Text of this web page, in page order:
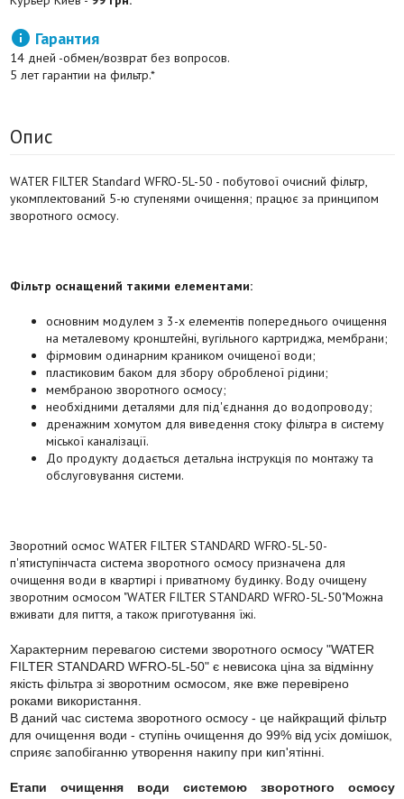
 Гарантия
14 дней -обмен/возврат без вопросов.
5 лет гарантии на фильтр.*
Опис
WATER FILTER Standard WFRO-5L-50 - побутової очисний фільтр,
укомплектований 5-ю ступенями очищення; працює за принципом
зворотного осмосу.
Фільтр оснащений такими елементами:
основним модулем з 3-х елементів попереднього очищення
на металевому кронштейні, вугільного картриджа, мембрани;
фірмовим одинарним краником очищеної води;
пластиковим баком для збору обробленої рідини;
мембраною зворотного осмосу;
необхідними деталями для під'єднання до водопроводу;
дренажним хомутом для виведення стоку фільтра в систему
міської каналізації.
До продукту додається детальна інструкція по монтажу та
обслуговування системи.
Зворотний осмос WATER FILTER STANDARD WFRO-5L-50-
п'ятиступінчаста система зворотного осмосу призначена для
очищення води в квартирі і приватному будинку. Воду очищену
зворотним осмосом "WATER FILTER STANDARD WFRO-5L-50"Можна
вживати для пиття, а також приготування їжі.
Характерним перевагою системи зворотного осмосу "WATER
FILTER STANDARD WFRO-5L-50" є невисока ціна за відмінну
якість фільтра зі зворотним осмосом, яке вже перевірено
роками використання.
В даний час система зворотного осмосу - це найкращий фільтр
для очищення води - ступінь очищення до 99% від усіх домішок,
сприяє запобіганню утворення накипу при кип'ятінні.
Етапи очищення води системою зворотного осмосу